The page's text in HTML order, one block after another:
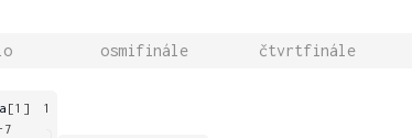
osmifinále čtvrtfinále
[1]
1